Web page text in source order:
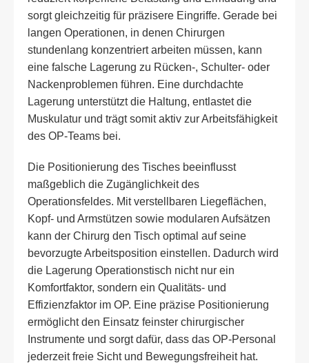
sorgt gleichzeitig für präzisere Eingriffe. Gerade bei
langen Operationen, in denen Chirurgen
stundenlang konzentriert arbeiten müssen, kann
eine falsche Lagerung zu Rücken-, Schulter- oder
Nackenproblemen führen. Eine durchdachte
Lagerung unterstützt die Haltung, entlastet die
Muskulatur und trägt somit aktiv zur Arbeitsfähigkeit
des OP-Teams bei.
Die Positionierung des Tisches beeinflusst
maßgeblich die Zugänglichkeit des
Operationsfeldes. Mit verstellbaren Liegeflächen,
Kopf- und Armstützen sowie modularen Aufsätzen
kann der Chirurg den Tisch optimal auf seine
bevorzugte Arbeitsposition einstellen. Dadurch wird
die Lagerung Operationstisch nicht nur ein
Komfortfaktor, sondern ein Qualitäts- und
Effizienzfaktor im OP. Eine präzise Positionierung
ermöglicht den Einsatz feinster chirurgischer
Instrumente und sorgt dafür, dass das OP-Personal
jederzeit freie Sicht und Bewegungsfreiheit hat.